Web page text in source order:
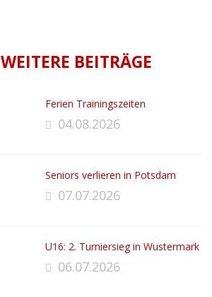
WEITERE BEITRÄGE
Ferien Trainingszeiten
04.08.2026
Seniors verlieren in Potsdam
07.07.2026
U16: 2. Turniersieg in Wustermark
06.07.2026